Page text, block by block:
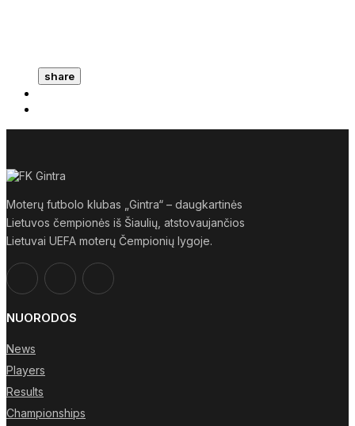
share
Moterų futbolo klubas „Gintra“ – daugkartinės
Lietuvos čempionės iš Šiaulių, atstovaujančios
Lietuvai UEFA moterų Čempionių lygoje.
NUORODOS
News
Players
Results
Championships